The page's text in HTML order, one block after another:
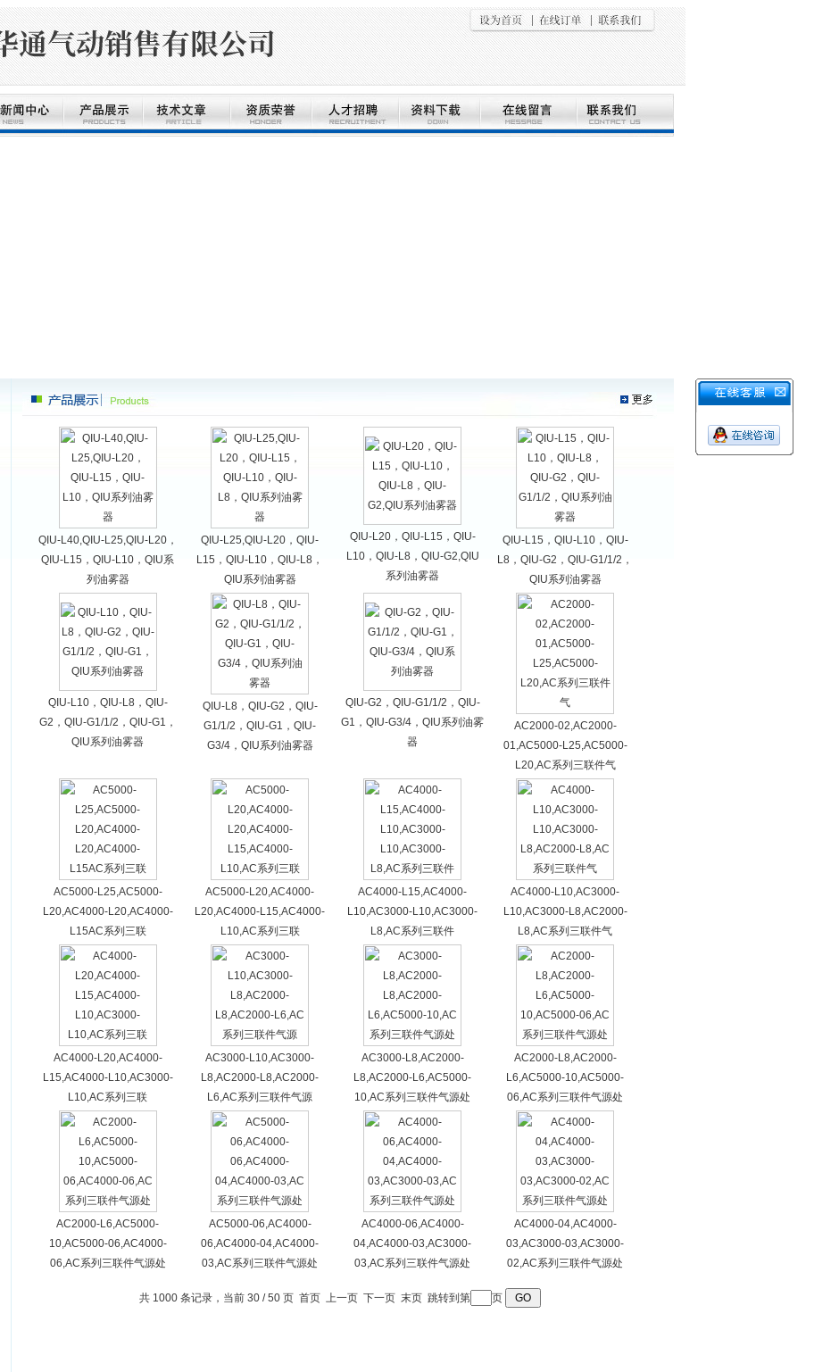
QIU-L40,QIU-L25,QIU-L20，
QIU-L15，QIU-L10，QIU系
列油雾器
QIU-L25,QIU-L20，QIU-
L15，QIU-L10，QIU-L8，
QIU系列油雾器
QIU-L20，QIU-L15，QIU-
L10，QIU-L8，QIU-G2,QIU
系列油雾器
QIU-L15，QIU-L10，QIU-
L8，QIU-G2，QIU-G1/1/2，
QIU系列油雾器
QIU-L10，QIU-L8，QIU-
G2，QIU-G1/1/2，QIU-G1，
QIU系列油雾器
QIU-L8，QIU-G2，QIU-
G1/1/2，QIU-G1，QIU-
G3/4，QIU系列油雾器
QIU-G2，QIU-G1/1/2，QIU-
G1，QIU-G3/4，QIU系列油雾
器
AC2000-02,AC2000-
01,AC5000-L25,AC5000-
L20,AC系列三联件气
AC5000-L25,AC5000-
L20,AC4000-L20,AC4000-
L15AC系列三联
AC5000-L20,AC4000-
L20,AC4000-L15,AC4000-
L10,AC系列三联
AC4000-L15,AC4000-
L10,AC3000-L10,AC3000-
L8,AC系列三联件
AC4000-L10,AC3000-
L10,AC3000-L8,AC2000-
L8,AC系列三联件气
AC4000-L20,AC4000-
L15,AC4000-L10,AC3000-
L10,AC系列三联
AC3000-L10,AC3000-
L8,AC2000-L8,AC2000-
L6,AC系列三联件气源
AC3000-L8,AC2000-
L8,AC2000-L6,AC5000-
10,AC系列三联件气源处
AC2000-L8,AC2000-
L6,AC5000-10,AC5000-
06,AC系列三联件气源处
AC2000-L6,AC5000-
10,AC5000-06,AC4000-
06,AC系列三联件气源处
AC5000-06,AC4000-
06,AC4000-04,AC4000-
03,AC系列三联件气源处
AC4000-06,AC4000-
04,AC4000-03,AC3000-
03,AC系列三联件气源处
AC4000-04,AC4000-
03,AC3000-03,AC3000-
02,AC系列三联件气源处
共 1000 条记录，当前 30 / 50 页 首页 上一页 下一页 末页跳转到第 页